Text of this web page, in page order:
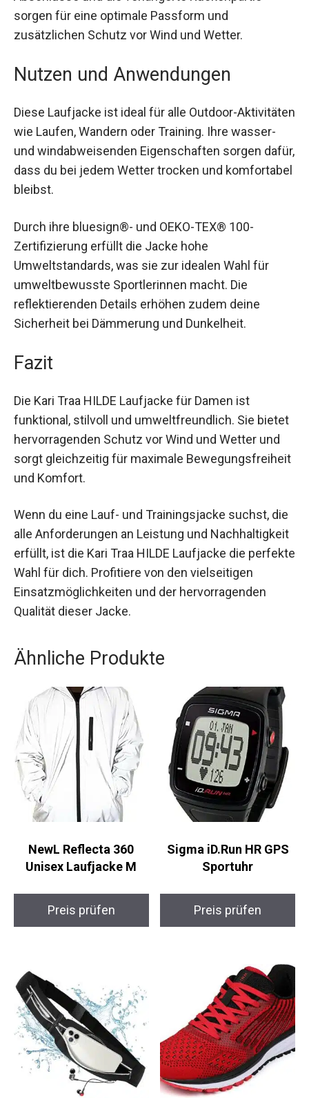
Die Jacke verfügt über zwei Reißverschluss-
Sicherheitstaschen, in denen du wichtige Dinge
sicher verstauen kannst. Die elastischen
Abschlüsse und die verlängerte Rückenpartie
sorgen für eine optimale Passform und
Nutzen und Anwendungen
Diese Laufjacke ist ideal für alle Outdoor-
Aktivitäten wie Laufen, Wandern oder Training.
Ihre wasser- und windabweisenden
Eigenschaften sorgen dafür, dass du bei jedem
Wetter trocken und komfortabel bleibst.
Durch ihre bluesign®- und OEKO-TEX® 100-
Zertifizierung erfüllt die Jacke hohe
Umweltstandards, was sie zur idealen Wahl für
reflektierenden Details erhöhen zudem deine
Fazit
Die Kari Traa HILDE Laufjacke für Damen ist
funktional, stilvoll und umweltfreundlich. Sie
bietet hervorragenden Schutz vor Wind und
Wetter und sorgt gleichzeitig für maximale
Bewegungsfreiheit und Komfort.
Wenn du eine Lauf- und Trainingsjacke suchst,
die alle Anforderungen an Leistung und
Nachhaltigkeit erfüllt, ist die Kari Traa HILDE
von den vielseitigen Einsatzmöglichkeiten und
Ähnliche Produkte
NewL Reflecta 360
Unisex Laufjacke M
Sigma iD.Run HR GPS
Sportuhr
Preis prüfen